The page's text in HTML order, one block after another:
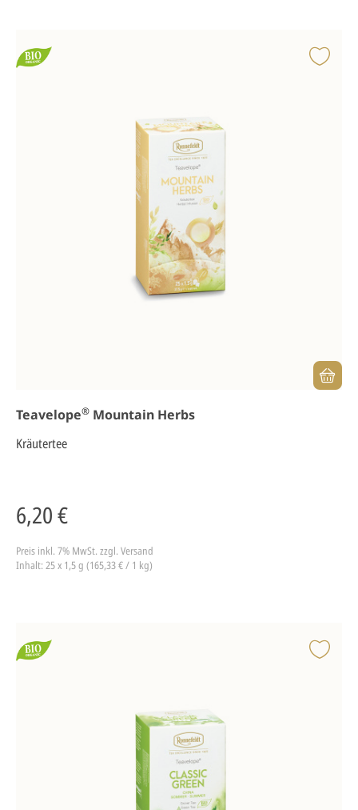
Teavelope® Mountain Herbs
Kräutertee
6,20 €
Preis inkl. 7% MwSt. zzgl. Versand
Inhalt: 25 x 1,5 g (165,33 € / 1 kg)